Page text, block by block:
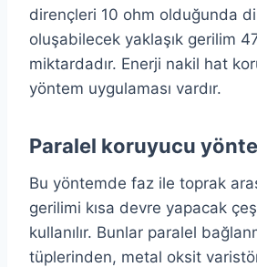
dirençleri 10 ohm olduğunda
oluşabilecek yaklaşık gerilim
miktardadır. Enerji nakil hat
yöntem uygulaması vardır.
Paralel koruyucu
Bu yöntemde faz ile toprak
gerilimi kısa devre yapacak
kullanılır. Bunlar paralel
tüplerinden, metal oksit